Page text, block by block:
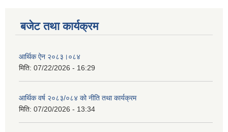
बजेट तथा कार्यक्रम
आर्थिक ऐन २०८३।०८४
मिति: 07/22/2026 - 16:29
आर्थिक वर्ष २०८३/०८४ को नीति तथा कार्यक्रम
मिति: 07/20/2026 - 13:34